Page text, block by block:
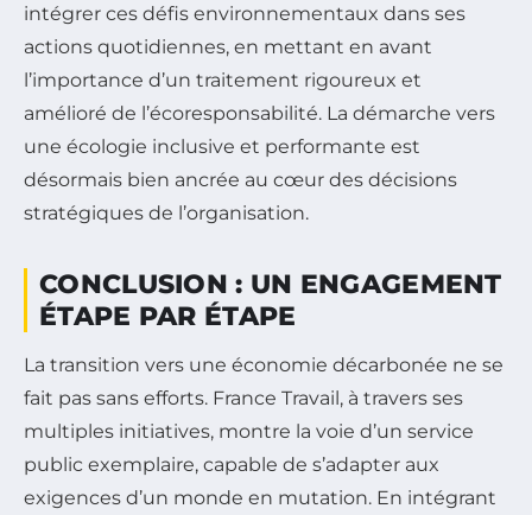
intégrer ces défis environnementaux dans ses
actions quotidiennes, en mettant en avant
l’importance d’un traitement rigoureux et
amélioré de l’écoresponsabilité. La démarche vers
une écologie inclusive et performante est
désormais bien ancrée au cœur des décisions
stratégiques de l’organisation.
CONCLUSION : UN ENGAGEMENT
ÉTAPE PAR ÉTAPE
La transition vers une économie décarbonée ne se
fait pas sans efforts. France Travail, à travers ses
multiples initiatives, montre la voie d’un service
public exemplaire, capable de s’adapter aux
exigences d’un monde en mutation. En intégrant